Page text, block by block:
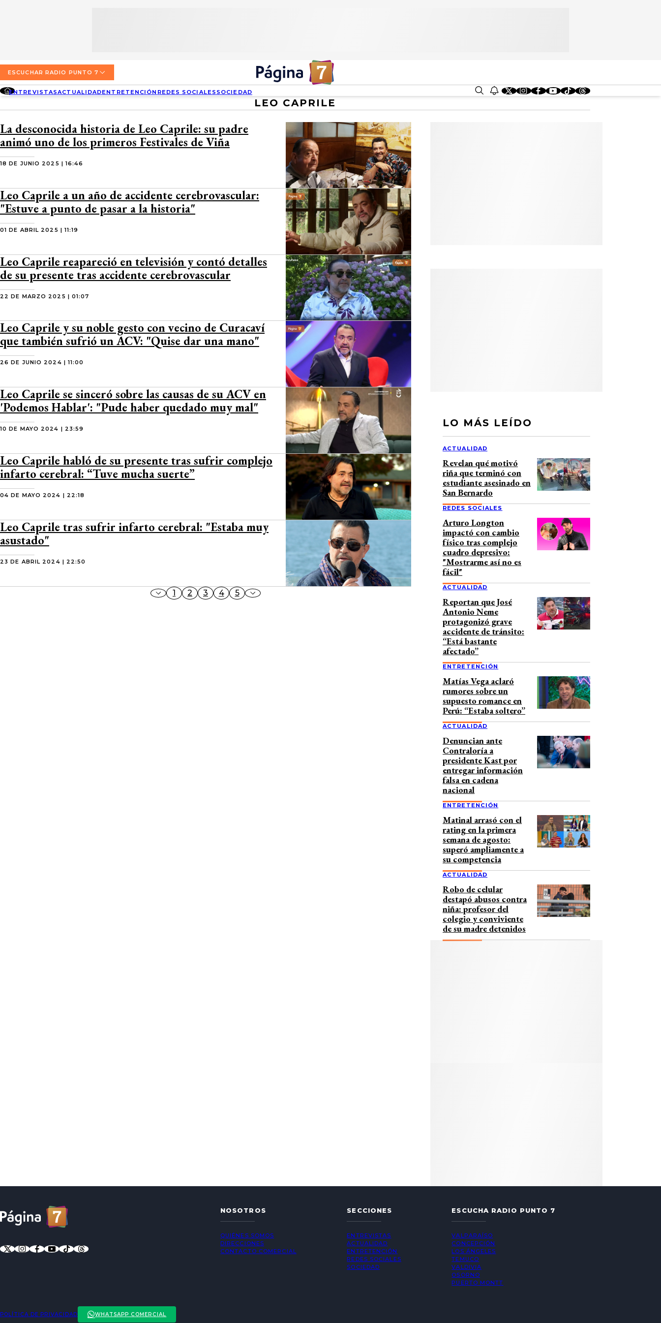
ACTUALIDAD
ENTRETENCIÓN
SOCIEDAD
CONCEPCIÓN
TEMUCO
VALDIVIA
PUERTO MONTT
QUIÉNES SOMOS
DIRECCIONES
CONTACTO COMERCIAL
TARIFAS POLÍTICAS PÁGINA 7
TARIFAS POLÍTICAS RADIO PUNTO 7
POLÍTICA DE PRIVACIDAD
ESCUCHAR RADIO PUNTO 7
ENTREVISTASACTUALIDADENTRETENCIÓN REDES SOCIALES SOCIEDAD
LEO CAPRILE
La desconocida historia de Leo Caprile: su padre
animó uno de los primeros Festivales de Viña
18 DE JUNIO 2025 | 16:46
Leo Caprile a un año de accidente cerebrovascular:
"Estuve a punto de pasar a la historia"
01 DE ABRIL 2025 | 11:19
Leo Caprile reapareció en televisión y contó detalles
de su presente tras accidente cerebrovascular
22 DE MARZO 2025 | 01:07
Leo Caprile y su noble gesto con vecino de Curacaví
que también sufrió un ACV: "Quise dar una mano"
26 DE JUNIO 2024 | 11:00
Leo Caprile se sinceró sobre las causas de su ACV en
'Podemos Hablar': "Pude haber quedado muy mal"
10 DE MAYO 2024 | 23:59
Leo Caprile habló de su presente tras sufrir complejo
infarto cerebral: “Tuve mucha suerte”
04 DE MAYO 2024 | 22:18
Leo Caprile tras sufrir infarto cerebral: "Estaba muy
asustado"
23 DE ABRIL 2024 | 22:50
1 2 3 4 5
LO MÁS LEÍDO
ACTUALIDAD
Revelan qué motivó
riña que terminó con
estudiante asesinado en
San Bernardo
REDES SOCIALES
Arturo Longton
impactó con cambio
físico tras complejo
cuadro depresivo:
"Mostrarme así no es
fácil"
ACTUALIDAD
Reportan que José
Antonio Neme
protagonizó grave
accidente de tránsito:
“Está bastante
afectado”
ENTRETENCIÓN
Matías Vega aclaró
rumores sobre un
supuesto romance en
Perú: “Estaba soltero”
ACTUALIDAD
Denuncian ante
Contraloría a
presidente Kast por
entregar información
falsa en cadena
nacional
ENTRETENCIÓN
Matinal arrasó con el
rating en la primera
semana de agosto:
superó ampliamente a
su competencia
ACTUALIDAD
Robo de celular
destapó abusos contra
niña: profesor del
colegio y conviviente
de su madre detenidos
NOSOTROS
QUIÉNES SOMOS
DIRECCIONES
CONTACTO COMERCIAL
SECCIONES
ENTREVISTAS
ACTUALIDAD
ENTRETENCIÓN
REDES SOCIALES
SOCIEDAD
ESCUCHA RADIO PUNTO 7
VALPARAÍSO
CONCEPCIÓN
LOS ÁNGELES
TEMUCO
VALDIVIA
OSORNO
PUERTO MONTT
POLÍTICA DE PRIVACIDAD WHATSAPP COMERCIAL